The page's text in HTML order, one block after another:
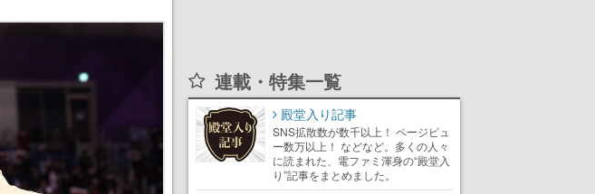
連載・特集一覧
殿堂入り記事
SNS拡散数が数千以上！ ページビュ
ー数万以上！ などなど。多くの人々
に読まれた、電ファミ渾身の“殿堂入
り”記事をまとめました。